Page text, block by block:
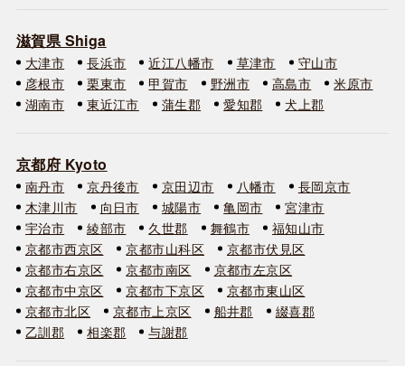
滋賀県 Shiga
大津市 長浜市 近江八幡市 草津市
守山市
彦根市
栗東市 甲賀市 野洲市 高島市
米原市
湖南市
東近江市 蒲生郡 愛知郡 犬上郡
京都府 Kyoto
南丹市 京丹後市 京田辺市 八幡市
長岡京市
木津川市
向日市 城陽市 亀岡市
宮津市
宇治市
綾部市 久世郡 舞鶴市
福知山市
京都市西京区
京都市山科区
京都市伏見区
京都市右京区
京都市南区
京都市左京区
京都市中京区
京都市下京区
京都市東山区
京都市北区
京都市上京区 船井郡
綴喜郡
乙訓郡
相楽郡 与謝郡